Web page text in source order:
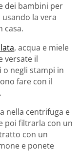
dei bambini per
la vera
casa.
, acqua e miele
versate il
negli stampi in
fare con il
.
nella centrifuga e
poi filtrarla con un
con un
e ponete